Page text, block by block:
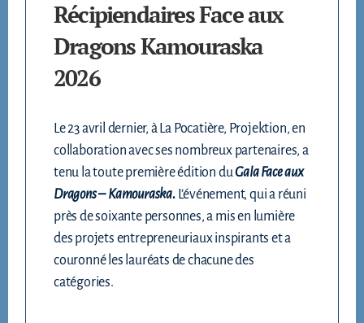
Récipiendaires Face aux
Dragons Kamouraska
2026
Le 23 avril dernier, à La Pocatière, Projektion, en
collaboration avec ses nombreux partenaires, a
tenu la toute première édition duGala Face aux
Dragons – Kamouraska. L’événement, qui a réuni
près de soixante personnes, a mis en lumière
des projets entrepreneuriaux inspirants et a
couronné les lauréats de chacune des
catégories.